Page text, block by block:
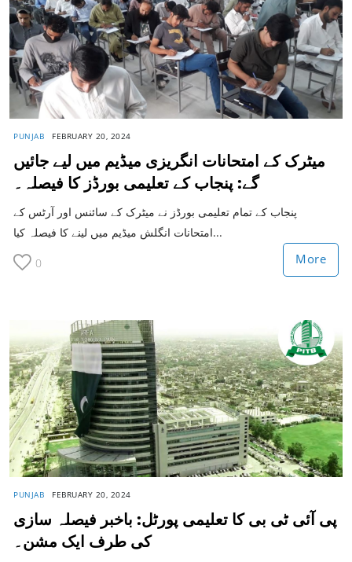
PUNJAB FEBRUARY 20, 2024
میٹرک کے امتحانات انگریزی میڈیم میں لیے جائیں
گے: پنجاب کے تعلیمی بورڈز کا فیصلہ۔
پنجاب کے تمام تعلیمی بورڈز نے میٹرک کے سائنس اور آرٹس کے
امتحانات انگلش میڈیم میں لینے کا فیصلہ کیا...
0 More
PUNJAB FEBRUARY 20, 2024
پی آئی ٹی بی کا تعلیمی پورٹل: باخبر فیصلہ سازی
کی طرف ایک مشن۔